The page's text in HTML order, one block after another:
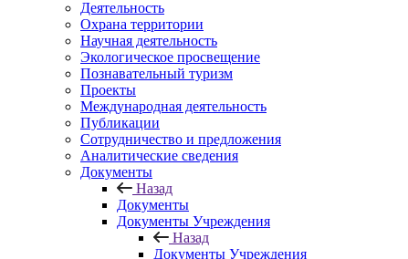
Деятельность
Охрана территории
Научная деятельность
Экологическое просвещение
Познавательный туризм
Проекты
Международная деятельность
Публикации
Сотрудничество и предложения
Аналитические сведения
Документы
Назад
Документы
Документы Учреждения
Назад
Документы Учреждения